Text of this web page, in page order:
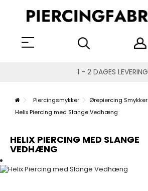
1 - 2 DAGES LEVERING
Piercingsmykker Ørepiercing Smykker
Helix Piercing med Slange Vedhæng
HELIX PIERCING MED SLANGE
VEDHÆNG